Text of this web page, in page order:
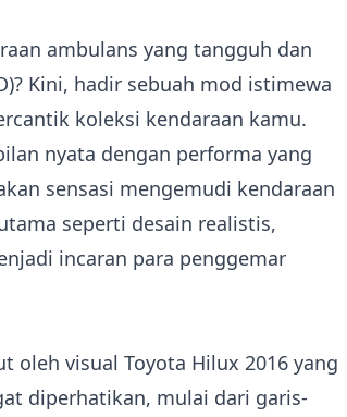
ambulans yang tangguh dan
Kini, hadir sebuah mod istimewa
koleksi kendaraan kamu.
nyata dengan performa yang
sensasi mengemudi kendaraan
seperti desain realistis,
incaran para penggemar
oleh visual Toyota Hilux 2016 yang
diperhatikan, mulai dari garis-